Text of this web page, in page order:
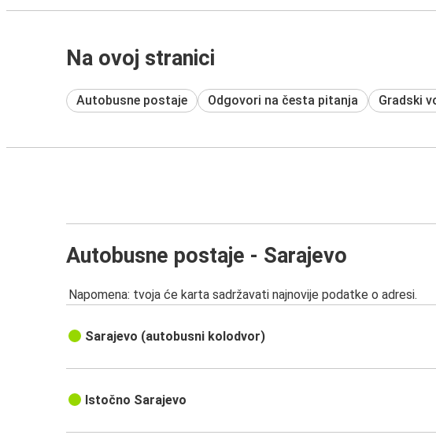
Na ovoj stranici
Autobusne postaje Odgovori na česta pitanja Gradski
Autobusne postaje - Sarajevo
Napomena: tvoja će karta sadržavati najnovije podatke o adresi.
Sarajevo (autobusni kolodvor)
Istočno Sarajevo